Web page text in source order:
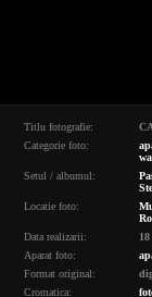
Titlu fotografie:
Categorie foto:
Setul / albumul:
Locatie foto:
Data realizarii:
Aparat foto:
Format original:
Cromatica: